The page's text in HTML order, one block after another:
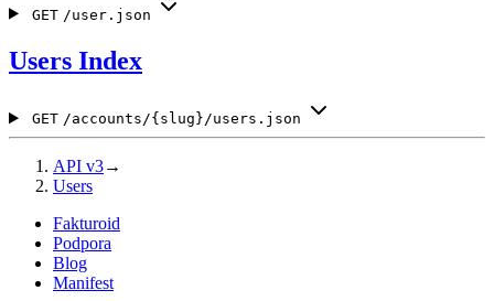
GET /user.json
Users Index
GET /accounts/{slug}/users.json
API v3→
Users
Fakturoid
Podpora
Blog
Manifest